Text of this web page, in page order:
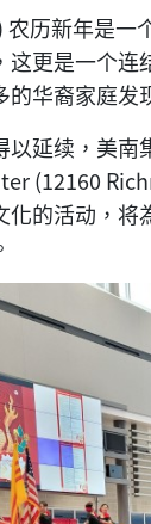
历新年是
这更是一个
华裔家庭发
延续，美南
(12160
化的活动，